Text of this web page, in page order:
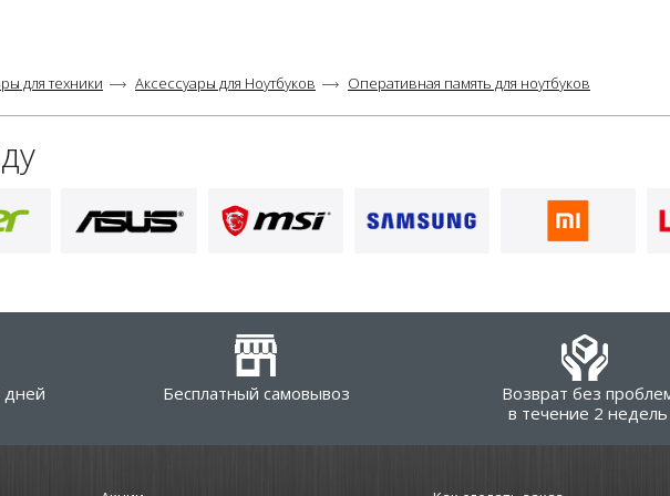
для техники Аксессуары для Ноутбуков Оперативная память для ноутбуков
дней Бесплатный самовывоз
Возврат без
в течение 2 недель